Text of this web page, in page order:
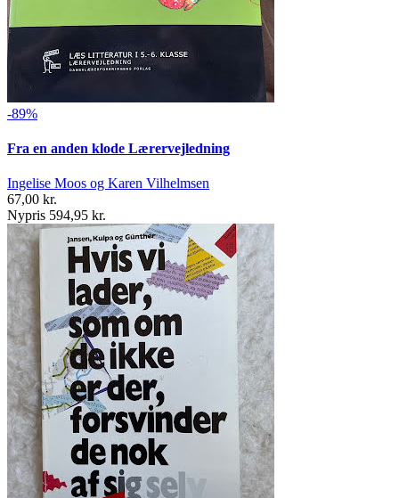
-89%
Fra en anden klode Lærervejledning
Ingelise Moos og Karen Vilhelmsen
67,00 kr.
Nypris 594,95 kr.